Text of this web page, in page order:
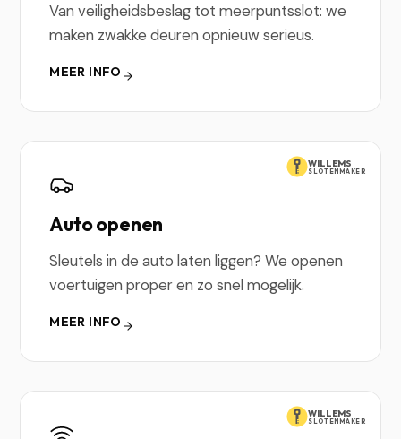
Van veiligheidsbeslag tot meerpuntsslot: we
maken zwakke deuren opnieuw serieus.
MEER INFO
WILLEMS
SLOTENMAKER
Auto openen
Sleutels in de auto laten liggen? We openen
voertuigen proper en zo snel mogelijk.
MEER INFO
WILLEMS
SLOTENMAKER